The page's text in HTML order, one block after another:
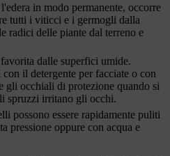
in modo permanente, occorre
tutti i viticci e i germogli dalla
radici delle piante dal terreno e
dalle superfici umide.
il detergente per facciate o con
gli occhiali di protezione quando si
spruzzi irritano gli occhi.
possono essere rapidamente puliti
pressione oppure con acqua e